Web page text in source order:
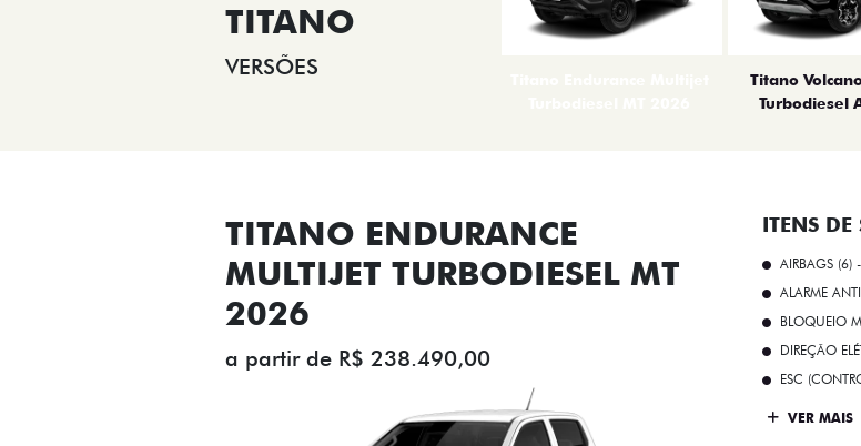
TITANO
VERSÕES
Titano
Turbodiesel
TITANO ENDURANCE
MULTIJET TURBODIESEL MT
2026
a partir de R$ 238.490,00
ITENS DE
AIRBAGS (6)
ALARME
BLOQUEIO
DIREÇÃO
ESC
VER MAIS